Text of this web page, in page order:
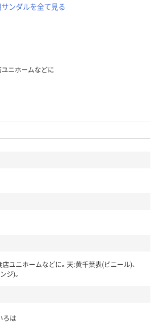
ンダルを全て見る
ユニホームなどに
店ユニホームなどに。天:黄千葉表(ビニール)、
ジ)。
ろは